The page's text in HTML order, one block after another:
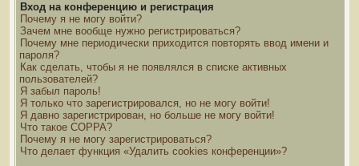
Вход на конференцию и регистрация
Почему я не могу войти?
Зачем мне вообще нужно регистрироваться?
Почему мне периодически приходится повторять ввод имени и
пароля?
Как сделать, чтобы я не появлялся в списке активных
пользователей?
Я забыл пароль!
Я только что зарегистрировался, но не могу войти!
Я давно зарегистрирован, но больше не могу войти!
Что такое COPPA?
Почему я не могу зарегистрироваться?
Что делает функция «Удалить cookies конференции»?